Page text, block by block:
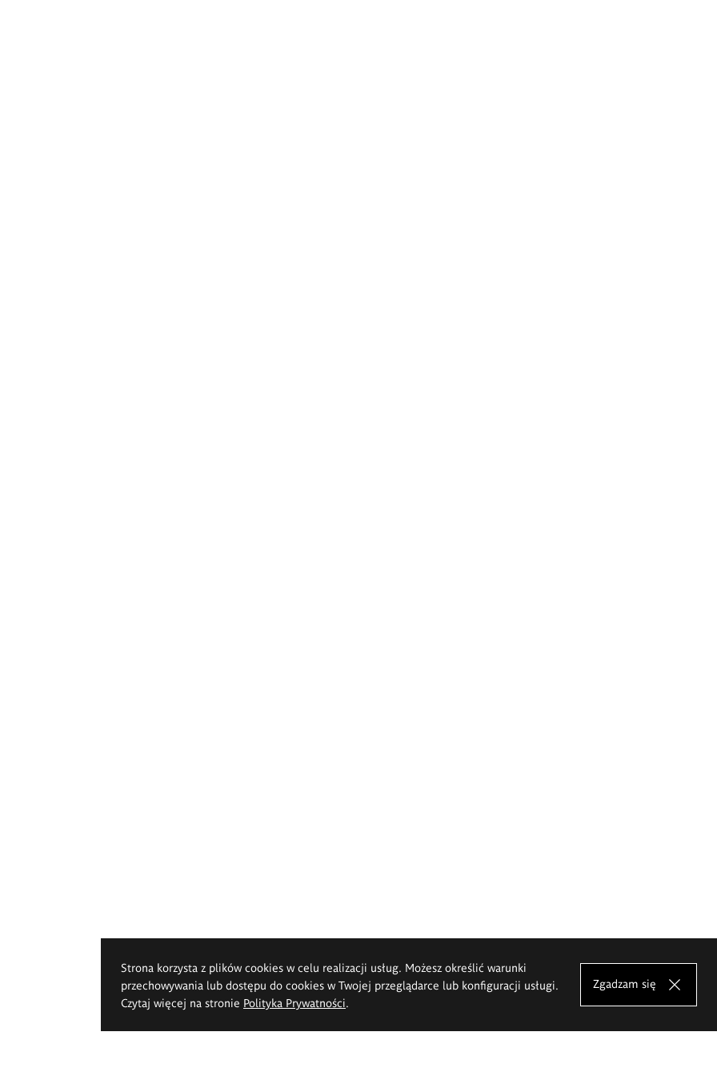
Strona korzysta z plików cookies w celu realizacji usług. Możesz określić warunki
przechowywania lub dostępu do cookies w Twojej przeglądarce lub konfiguracji usługi.
Czytaj więcej na stronie Polityka Prywatności.
Zgadzam się